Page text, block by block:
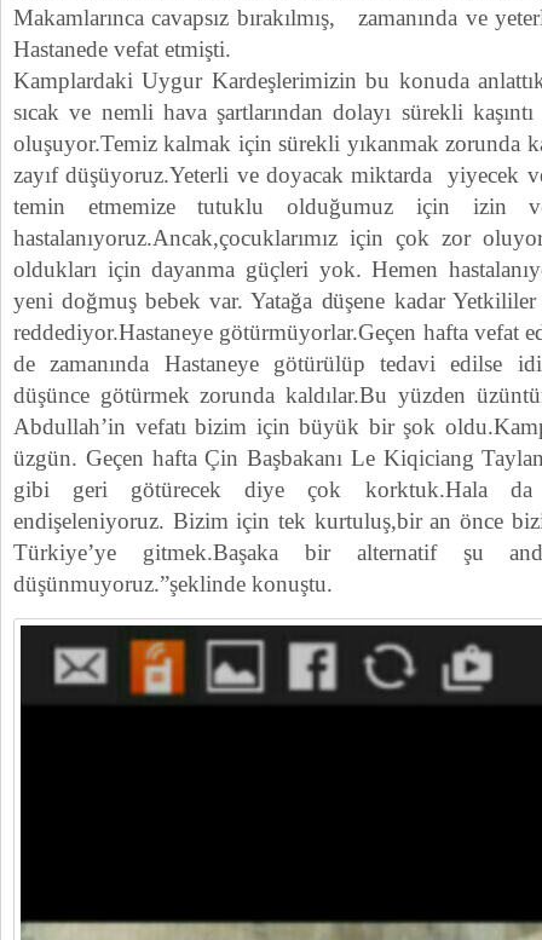
Makamlarınca cavapsız bırakılmış, zamanında ve
Hastanede vefat etmişti.
Kamplardaki Uygur Kardeşlerimizin bu konuda
sıcak ve nemli hava şartlarından dolayı sürekli
oluşuyor.Temiz kalmak için sürekli yıkanmak zorunda
zayıf düşüyoruz.Yeterli ve doyacak miktarda yiyecek
temin etmemize tutuklu olduğumuz için izin
hastalanıyoruz.Ancak,çocuklarımız için çok zor
oldukları için dayanma güçleri yok. Hemen
yeni doğmuş bebek var. Yatağa düşene kadar
reddediyor.Hastaneye götürmüyorlar.Geçen hafta vefat
de zamanında Hastaneye götürülüp tedavi edilse
düşünce götürmek zorunda kaldılar.Bu yüzden
Abdullah’in vefatı bizim için büyük bir şok
üzgün. Geçen hafta Çin Başbakanı Le Kiqiciang
gibi geri götürecek diye çok korktuk.Hala da
endişeleniyoruz. Bizim için tek kurtuluş,bir an önce
Türkiye’ye gitmek.Başaka bir alternatif şu
düşünmuyoruz.”şeklinde konuştu.